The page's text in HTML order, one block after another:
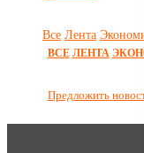
Все Лента
ВСЕ ЛЕНТА
Предложить